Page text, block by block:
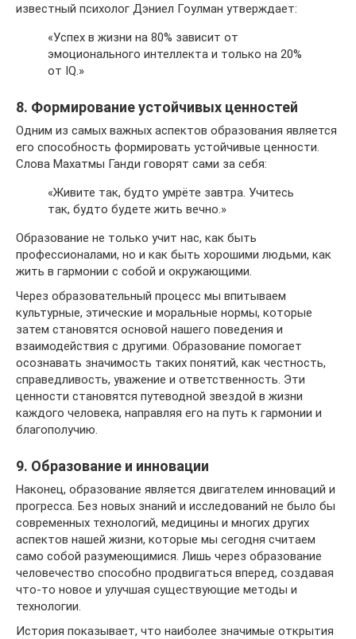
известный психолог Дэниел Гоулман утверждает:
«Успех в жизни на 80% зависит от
эмоционального интеллекта и только на 20%
от IQ.»
8. Формирование устойчивых ценностей
Одним из самых важных аспектов образования является
его способность формировать устойчивые ценности.
Слова Махатмы Ганди говорят сами за себя:
«Живите так, будто умрёте завтра. Учитесь
так, будто будете жить вечно.»
Образование не только учит нас, как быть
профессионалами, но и как быть хорошими людьми, как
жить в гармонии с собой и окружающими.
Через образовательный процесс мы впитываем
культурные, этические и моральные нормы, которые
затем становятся основой нашего поведения и
взаимодействия с другими. Образование помогает
осознавать значимость таких понятий, как честность,
справедливость, уважение и ответственность. Эти
ценности становятся путеводной звездой в жизни
каждого человека, направляя его на путь к гармонии и
благополучию.
9. Образование и инновации
Наконец, образование является двигателем инноваций и
прогресса. Без новых знаний и исследований не было бы
современных технологий, медицины и многих других
аспектов нашей жизни, которые мы сегодня считаем
само собой разумеющимися. Лишь через образование
человечество способно продвигаться вперед, создавая
что-то новое и улучшая существующие методы и
технологии.
История показывает, что наиболее значимые открытия